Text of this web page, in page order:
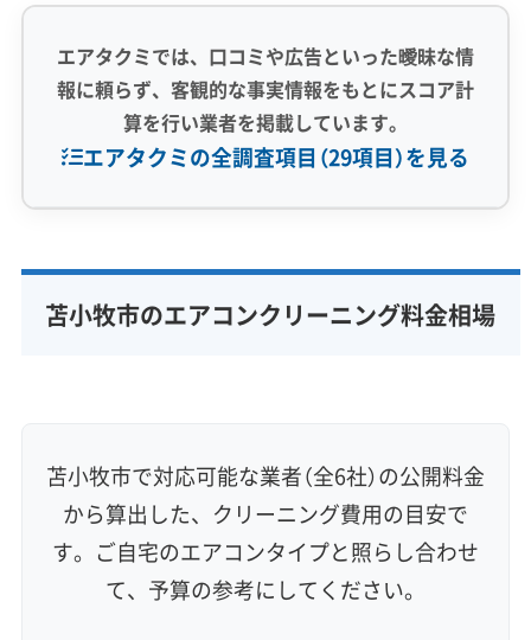
エアタクミでは、口コミや広告といった曖昧な情
報に頼らず、客観的な事実情報をもとにスコア計
算を行い業者を掲載しています。
エアタクミの全調査項目（29項目）を見る
完全分解洗浄 部分クリーニング
実績10年以上
保証付き アフターフォロー
女性スタッフ在籍
エコ洗剤使用
ハウスダスト除去
利便性・サービス (12)
苫小牧市のエアコンクリーニング料金相場
苫小牧市で対応可能な業者（全6社）の公開料金
から算出した、クリーニング費用の目安で
す。ご自宅のエアコンタイプと照らし合わせ
て、予算の参考にしてください。